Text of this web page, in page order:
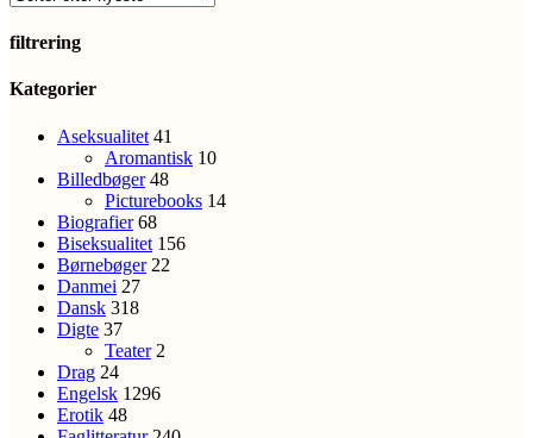
filtrering
Close
Kategorier
Aseksualitet 41
Aromantisk 10
Billedbøger 48
Picturebooks 14
Biografier 68
Biseksualitet 156
Børnebøger 22
Danmei 27
Dansk 318
Digte 37
Teater 2
Drag 24
Engelsk 1296
Erotik 48